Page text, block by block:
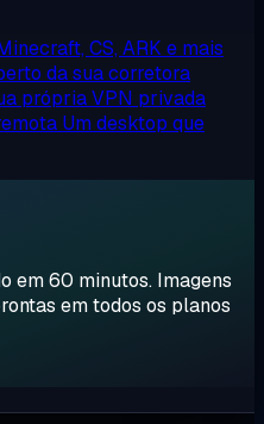
CS, ARK e mais
da sua corretora
própria VPN privada
Um desktop que
em 60 minutos. Imagens
em todos os planos